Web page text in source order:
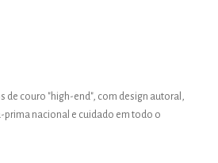
de couro "high-end", com design autoral,
nacional e cuidado em todo o